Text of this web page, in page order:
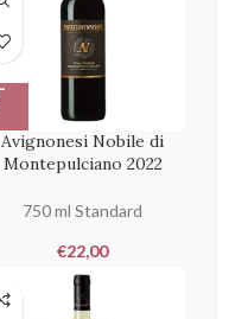
Avignonesi Nobile di
Montepulciano 2022
750 ml Standard
€22,00